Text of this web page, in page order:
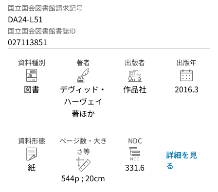
国立国会図書館請求記号
DA24-L51
国立国会図書館書誌ID
027113851
資料種別
図書
著者
デヴィッド・
ハーヴェイ
著ほか
出版者
作品社
出版年
2016.3
資料形態
紙
ページ数・大き
さ等
544p ; 20cm
NDC
331.6
詳細を見
る